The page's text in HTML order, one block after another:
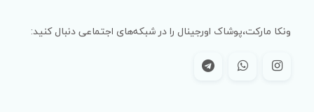
ونکا مارکت،پوشاک اورجینال را در شبکه‌های اجتماعی دنبال کنید: